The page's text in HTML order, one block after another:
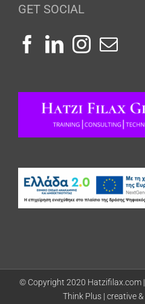
GET SOCIAL
© Copyright 2020 Hatzifilax.com |
Think Plus | creative